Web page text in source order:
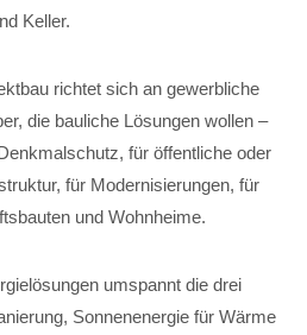
Keller.
richtet sich an gewerbliche
die bauliche Lösungen wollen –
für öffentliche oder
für Modernisierungen, für
und Wohnheime.
umspannt die drei
Sonnenenergie für Wärme